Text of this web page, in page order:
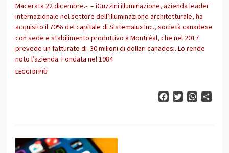
Macerata 22 dicembre.- – iGuzzini illuminazione, azienda leader
internazionale nel settore dell’illuminazione architetturale, ha
acquisito il 70% del capitale di Sistemalux Inc., società canadese
con sede e stabilimento produttivo a Montréal, che nel 2017
prevede un fatturato di 30 milioni di dollari canadesi. Lo rende
noto l’azienda. Fondata nel 1984
LEGGI DI PIÙ
FacebookTwitter